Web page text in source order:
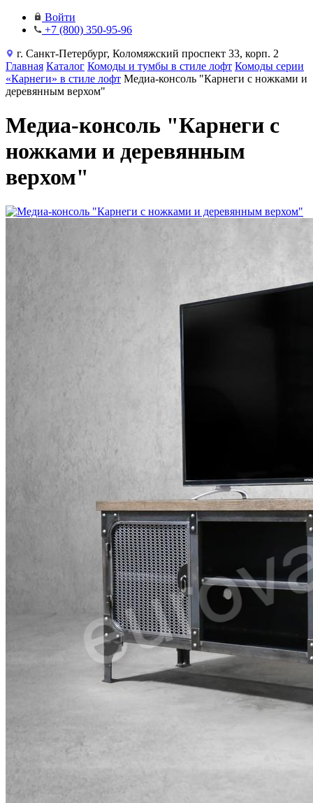
Войти
+7 (800) 350-95-96
г. Санкт-Петербург, Коломяжский проспект 33, корп. 2
Главная Каталог Комоды и тумбы в стиле лофт Комоды серии
«Карнеги» в стиле лофт Медиа-консоль "Карнеги с ножками и
деревянным верхом"
Медиа-консоль "Карнеги с
ножками и деревянным
верхом"